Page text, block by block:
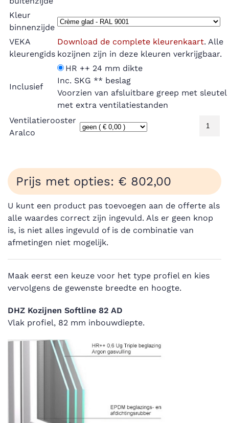
Kleur
binnenzijde
VEKA
kleurengids
Download de complete kleurenkaart. Alle
kozijnen zijn in deze kleuren verkrijgbaar.
Inclusief
HR ++ 24 mm dikte
Inc. SKG ** beslag
Voorzien van afsluitbare greep met sleutel
met extra ventilatiestanden
Ventilatierooster
Aralco
Prijs met opties: € 802,00
U kunt een product pas toevoegen aan de offerte als
alle waardes correct zijn ingevuld. Als er geen knop
is, is niet alles ingevuld of is de combinatie van
afmetingen niet mogelijk.
Maak eerst een keuze voor het type profiel en kies
vervolgens de gewenste breedte en hoogte.
DHZ Kozijnen Softline 82 AD
Vlak profiel, 82 mm inbouwdiepte.